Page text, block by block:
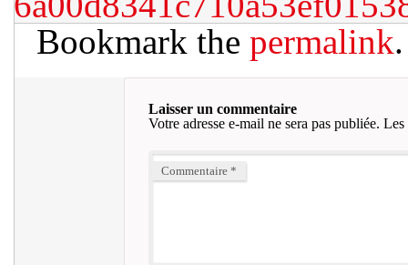
Bookmark the permalink.
Laisser un commentaire
Votre adresse e-mail ne sera pas publiée. Les
Commentaire *